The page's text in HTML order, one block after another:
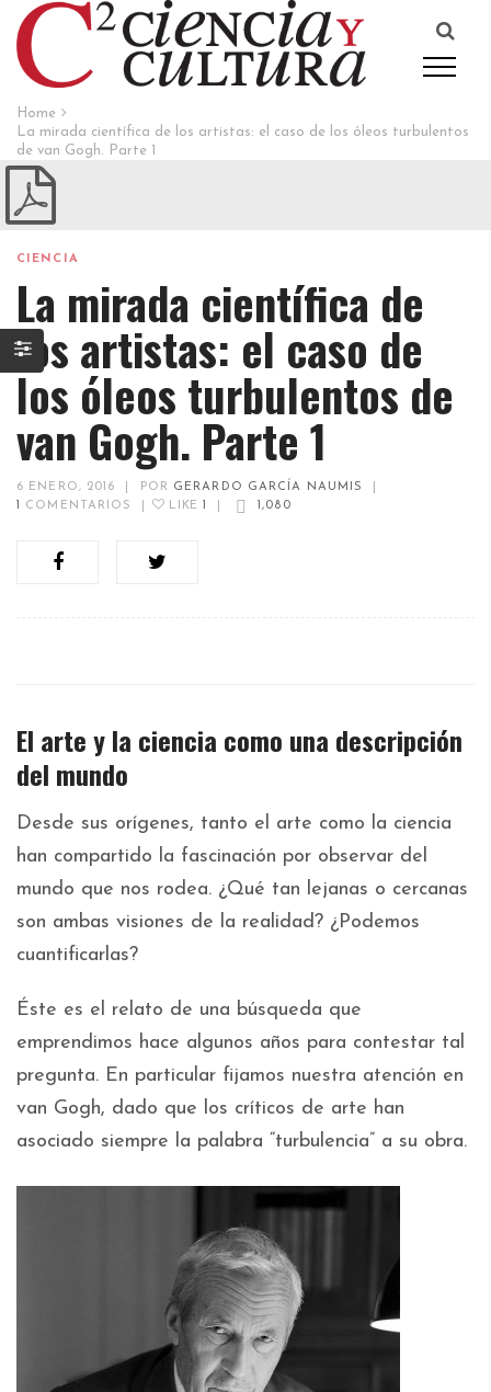
Home
La mirada científica de los artistas: el caso de los óleos turbulentos
de van Gogh. Parte 1
CIENCIA
La mirada científica de
los artistas: el caso de
los óleos turbulentos de
van Gogh. Parte 1
6 ENERO, 2016 POR GERARDO GARCÍA NAUMIS
COMENTARIOS LIKE 1,080
El arte y la ciencia como una descripción
del mundo
Desde sus orígenes, tanto el arte como la ciencia
han compartido la fascinación por observar del
mundo que nos rodea. ¿Qué tan lejanas o cercanas
son ambas visiones de la realidad? ¿Podemos
cuantificarlas?
Éste es el relato de una búsqueda que
emprendimos hace algunos años para contestar tal
pregunta. En particular fijamos nuestra atención en
van Gogh, dado que los críticos de arte han
asociado siempre la palabra “turbulencia” a su obra.